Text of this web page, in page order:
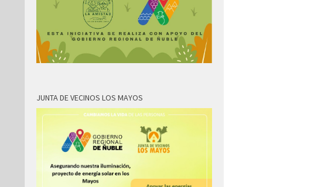
JUNTA DE VECINOS LOS MAYOS